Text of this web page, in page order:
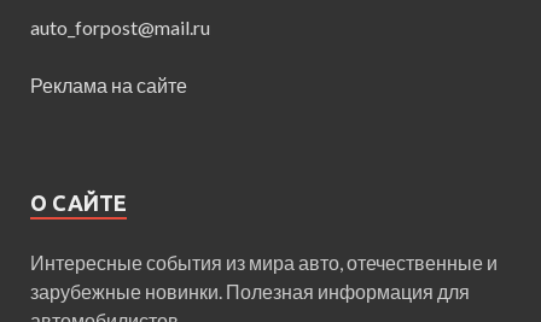
auto_forpost@mail.ru
Реклама на сайте
О САЙТЕ
Интересные события из мира авто, отечественные и
зарубежные новинки. Полезная информация для